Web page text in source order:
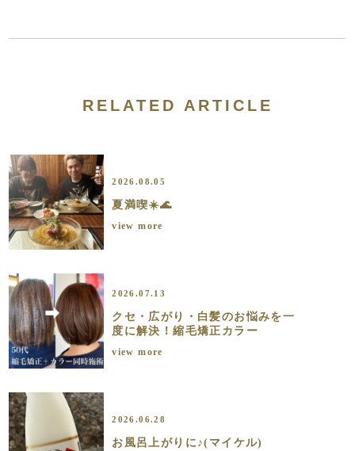
RELATED ARTICLE
2026.08.05
夏満喫☀️🌊
view more
2026.07.13
クセ・広がり・白髪のお悩みを一
度に解決！縮毛矯正カラー
view more
2026.06.28
お風呂上がりに♪(マイケル)